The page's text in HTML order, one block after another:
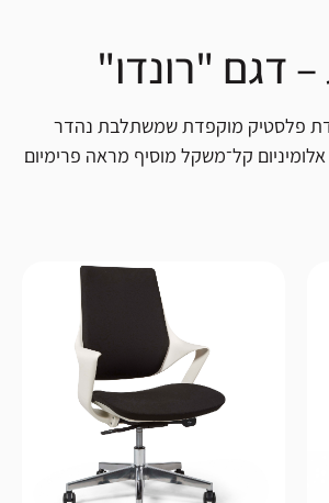
דגם "רונדו"
שלדת פלסטיק מוקפדת שמשתלבת נהדר
קל־משקל מוסיף מראה פרימיום